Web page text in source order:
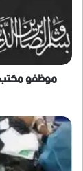
مديرهم
وسيم
العُمري
فيوفاة
"عمته"
موظفو
ارتفاع
حصيلة
ضحايا